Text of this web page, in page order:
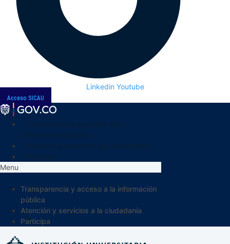
Linkedin Youtube
Acceso SICAU
Menu
Transparencia y acceso a la información
pública
Atención y servicios a la ciudadanía
Participa